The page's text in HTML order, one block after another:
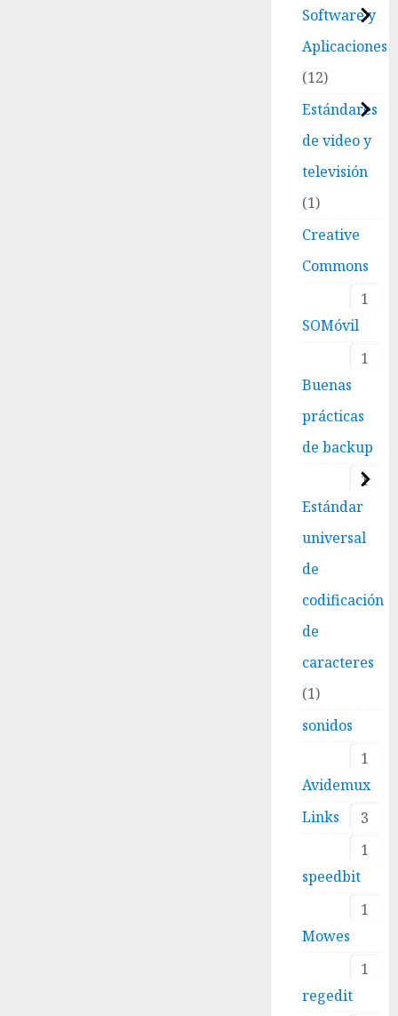
Software y
Aplicaciones
12
Estándares
de video y
televisión
1
Creative
Commons
1
SOMóvil
1
Buenas
prácticas
de backup
1
Estándar
universal
de
codificación
de
caracteres
1
sonidos
1
Avidemux
3
Links
1
speedbit
1
Mowes
1
regedit